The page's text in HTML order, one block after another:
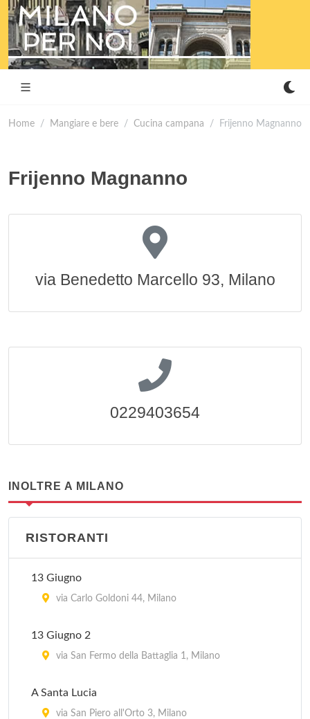
Home Mangiare e bere Cucina campana Frijenno Magnanno
Frijenno Magnanno
via Benedetto Marcello 93, Milano
0229403654
INOLTRE A MILANO
RISTORANTI
13 Giugno
via Carlo Goldoni 44, Milano
13 Giugno 2
via San Fermo della Battaglia 1, Milano
A Santa Lucia
via San Piero all'Orto 3, Milano